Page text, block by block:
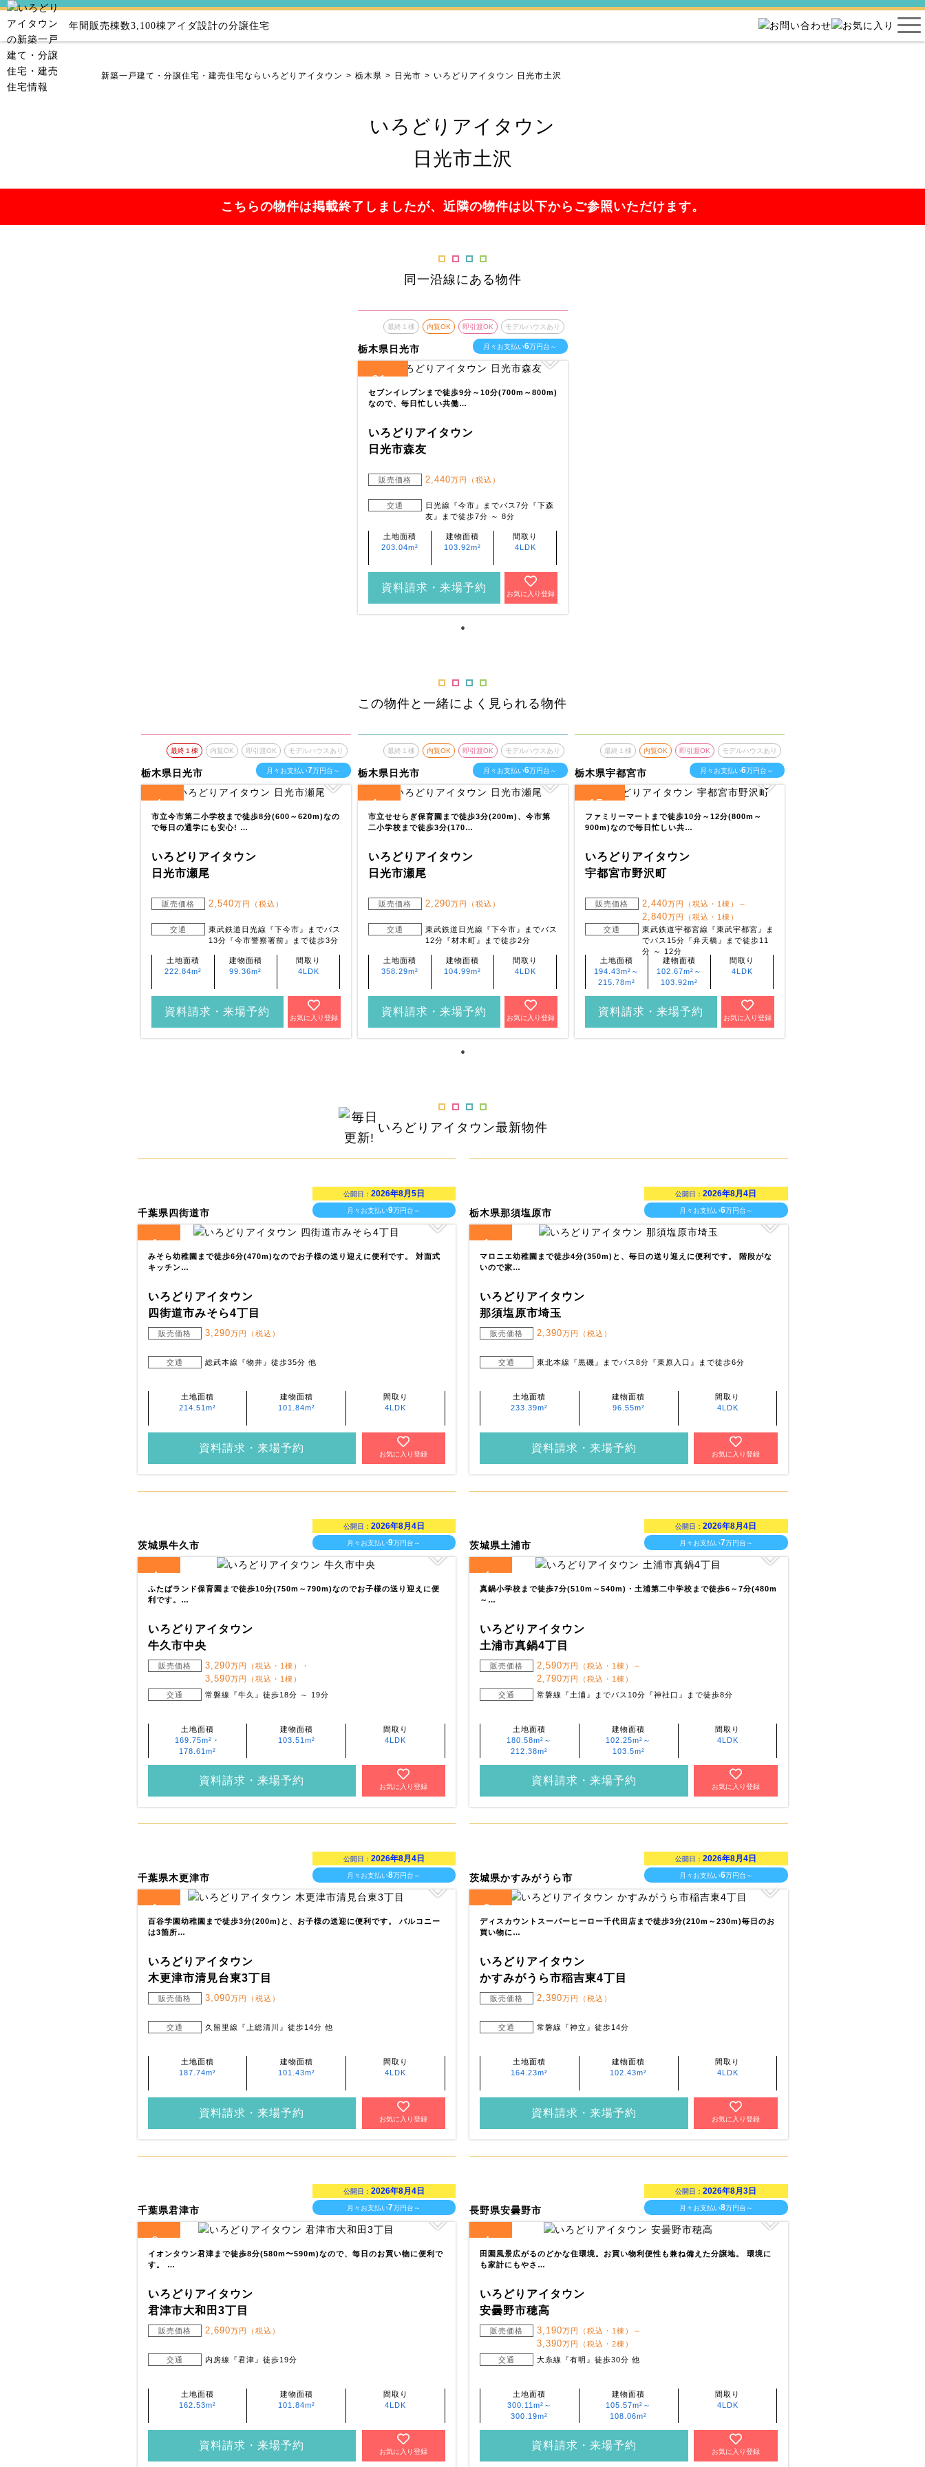
年間販売棟数3,100棟アイダ設計の分譲住宅
新築一戸建て・分譲住宅・建売住宅ならいろどりアイタウン 栃木県 日光市 いろどりアイタウン 日光市土沢
いろどりアイタウン
日光市土沢
こちらの物件は掲載終了しましたが、近隣の物件は以下からご参照いただけます。
同一沿線にある物件
栃木県日光市
最終１棟 内覧OK 即引渡OK モデルハウスあり
月々お支払い6万円台～
21
セブンイレブンまで徒歩9分～10分(700m～800m)
なので、毎日忙しい共働…
いろどりアイタウン
日光市森友
販売価格 2,440万円（税込）
交通
日光線『今市』までバス7分『下森
友』まで徒歩7分 ～ 8分
土地面積
203.04m²
建物面積
103.92m²
間取り
4LDK
資料請求・来場予約
お気に入り登録
この物件と一緒によく見られる物件
栃木県日光市
最終１棟 内覧OK 即引渡OK モデルハウスあり
月々お支払い7万円台～
4
市立今市第二小学校まで徒歩8分(600～620m)なの
で毎日の通学にも安心! …
いろどりアイタウン
日光市瀬尾
販売価格 2,540万円（税込）
交通
東武鉄道日光線『下今市』までバス
13分『今市警察署前』まで徒歩3分
土地面積
222.84m²
建物面積
99.36m²
間取り
4LDK
資料請求・来場予約
お気に入り登録
栃木県日光市
最終１棟 内覧OK 即引渡OK モデルハウスあり
月々お支払い6万円台～
1
市立せせらぎ保育園まで徒歩3分(200m)、今市第
二小学校まで徒歩3分(170…
いろどりアイタウン
日光市瀬尾
販売価格 2,290万円（税込）
交通
東武鉄道日光線『下今市』までバス
12分『材木町』まで徒歩2分
土地面積
358.29m²
建物面積
104.99m²
間取り
4LDK
資料請求・来場予約
お気に入り登録
栃木県宇都宮市
最終１棟 内覧OK 即引渡OK モデルハウスあり
月々お支払い6万円台～
15
ファミリーマートまで徒歩10分～12分(800m～
900m)なので毎日忙しい共…
いろどりアイタウン
宇都宮市野沢町
販売価格 2,440万円（税込・1棟）～
2,840万円（税込・1棟）
交通
東武鉄道宇都宮線『東武宇都宮』ま
でバス15分『弁天橋』まで徒歩11
分 ～ 12分
土地面積
194.43m²～
215.78m²
建物面積
102.67m²～
103.92m²
間取り
4LDK
資料請求・来場予約
お気に入り登録
いろどりアイタウン最新物件
千葉県四街道市
公開日： 2026年8月5日
月々お支払い9万円台～
1
みそら幼稚園まで徒歩6分(470m)なのでお子様の送り迎えに便利です。 対面式
キッチン…
いろどりアイタウン
四街道市みそら4丁目
販売価格 3,290万円（税込）
交通 総武本線『物井』徒歩35分 他
土地面積
214.51m²
建物面積
101.84m²
間取り
4LDK
資料請求・来場予約
お気に入り登録
栃木県那須塩原市
公開日：2026年8月4日
月々お支払い6万円台～
1
マロニエ幼稚園まで徒歩4分(350m)と、毎日の送り迎えに便利です。 階段がな
いので家…
いろどりアイタウン
那須塩原市埼玉
販売価格 2,390万円（税込）
交通 東北本線『黒磯』までバス8分『東原入口』まで徒歩6分
土地面積
233.39m²
建物面積
96.55m²
間取り
4LDK
資料請求・来場予約
お気に入り登録
茨城県牛久市
公開日： 2026年8月4日
月々お支払い9万円台～
4
ふたばランド保育園まで徒歩10分(750m～790m)なのでお子様の送り迎えに便
利です。…
いろどりアイタウン
牛久市中央
販売価格 3,290万円（税込・1棟）・
3,590万円（税込・1棟）
交通
常磐線『牛久』徒歩18分 ～ 19分
土地面積
169.75m²・
178.61m²
建物面積
103.51m²
間取り
4LDK
資料請求・来場予約
お気に入り登録
茨城県土浦市
公開日：2026年8月4日
月々お支払い7万円台～
4
真鍋小学校まで徒歩7分(510m～540m)・土浦第二中学校まで徒歩6～7分(480m
～…
いろどりアイタウン
土浦市真鍋4丁目
販売価格 2,590万円（税込・1棟）～
2,790万円（税込・1棟）
交通
常磐線『土浦』までバス10分『神社口』まで徒歩8分
土地面積
180.58m²～
212.38m²
建物面積
102.25m²～
103.5m²
間取り
4LDK
資料請求・来場予約
お気に入り登録
千葉県木更津市
公開日： 2026年8月4日
月々お支払い8万円台～
1
百谷学園幼稚園まで徒歩3分(200m)と、お子様の送迎に便利です。 バルコニー
は3箇所…
いろどりアイタウン
木更津市清見台東3丁目
販売価格 3,090万円（税込）
交通 久留里線『上総清川』徒歩14分 他
土地面積
187.74m²
建物面積
101.43m²
間取り
4LDK
資料請求・来場予約
お気に入り登録
茨城県かすみがうら市
公開日：2026年8月4日
月々お支払い6万円台～
2
ディスカウントスーパーヒーロー千代田店まで徒歩3分(210m～230m)毎日のお
買い物に…
いろどりアイタウン
かすみがうら市稲吉東4丁目
販売価格 2,390万円（税込）
交通 常磐線『神立』徒歩14分
土地面積
164.23m²
建物面積
102.43m²
間取り
4LDK
資料請求・来場予約
お気に入り登録
千葉県君津市
公開日： 2026年8月4日
月々お支払い7万円台～
2
イオンタウン君津まで徒歩8分(580m〜590m)なので、毎日のお買い物に便利で
す。 …
いろどりアイタウン
君津市大和田3丁目
販売価格 2,690万円（税込）
交通 内房線『君津』徒歩19分
土地面積
162.53m²
建物面積
101.84m²
間取り
4LDK
資料請求・来場予約
お気に入り登録
長野県安曇野市
公開日：2026年8月3日
月々お支払い8万円台～
4
田園風景広がるのどかな住環境。お買い物利便性も兼ね備えた分譲地。 環境に
も家計にもやさ…
いろどりアイタウン
安曇野市穂高
販売価格 3,190万円（税込・1棟）～
3,390万円（税込・2棟）
交通
大糸線『有明』徒歩30分 他
土地面積
300.11m²～
300.19m²
建物面積
105.57m²～
108.06m²
間取り
4LDK
資料請求・来場予約
お気に入り登録